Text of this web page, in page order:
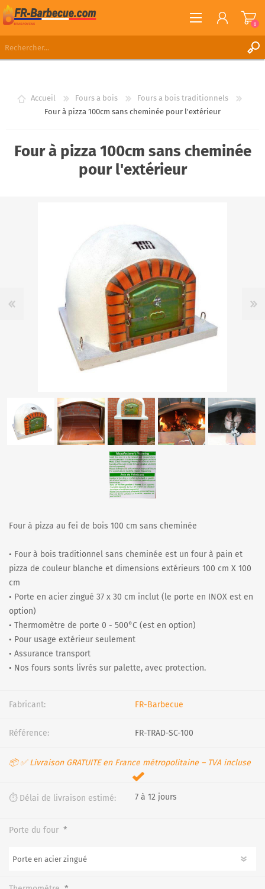
LISTE DE SOUHAITS
0
Accueil Fours a bois
Fours a bois traditionnels
Four à pizza 100cm sans cheminée pour l'extérieur
Four à pizza 100cm sans cheminée
pour l'extérieur
Four à pizza au fei de bois 100 cm sans cheminée
• Four à bois traditionnel sans cheminée est un four à pain et
pizza de couleur blanche et dimensions extérieurs 100 cm X 100
cm
• Porte en acier zingué 37 x 30 cm inclut (le porte en INOX est en
option)
• Thermomètre de porte 0 - 500°C (est en option)
• Pour usage extérieur seulement
• Assurance transport
• Nos fours sonts livrés sur palette, avec protection.
Fabricant: FR-Barbecue
Référence: FR-TRAD-SC-100
📦 ✅ Livraison GRATUITE en France métropolitaine – TVA incluse
⏱️ Délai de livraison estimé: 7 à 12 jours
Porte du four *